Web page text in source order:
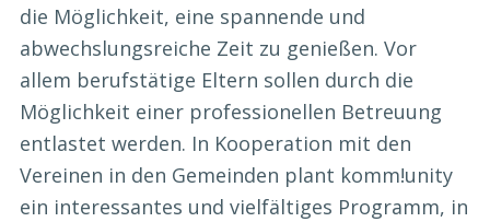
die Möglichkeit, eine spannende und
abwechslungsreiche Zeit zu genießen. Vor
allem berufstätige Eltern sollen durch die
Möglichkeit einer professionellen Betreuung
entlastet werden. In Kooperation mit den
Vereinen in den Gemeinden plant komm!unity
ein interessantes und vielfältiges Programm, in